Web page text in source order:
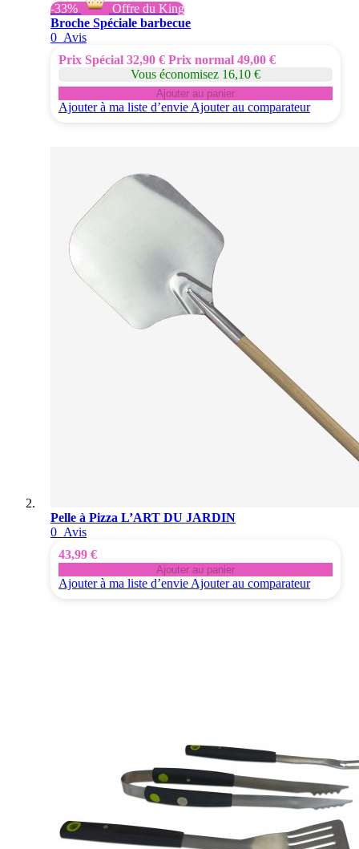
-33%
Offre du King
Broche Spéciale barbecue
0 Avis
Prix Spécial 32,90 € Prix normal 49,00 €
Vous économisez 16,10 €
Ajouter au panier
Ajouter à ma liste d’envie Ajouter au comparateur
Pelle à Pizza L’ART DU JARDIN
0 Avis
43,99 €
Ajouter au panier
Ajouter à ma liste d’envie Ajouter au comparateur